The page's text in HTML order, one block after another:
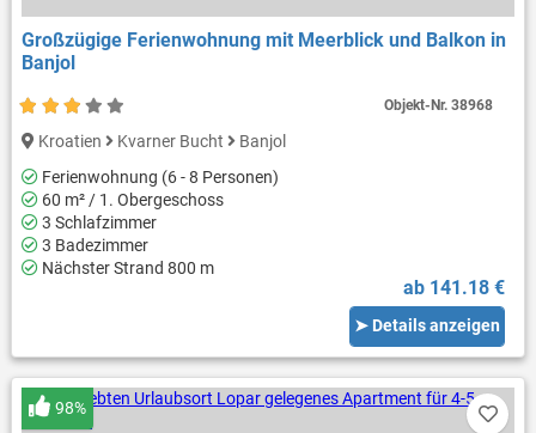
Großzügige Ferienwohnung mit Meerblick und Balkon in
Banjol
Kroatien Kvarner Bucht
Banjol
Ferienwohnung (6 - 8 Personen)
60 m² / 1. Obergeschoss
3 Schlafzimmer
3 Badezimmer
Nächster Strand 800 m
ab 141.18 €
➤ Details anzeigen
Objekt-Nr.38968
98%